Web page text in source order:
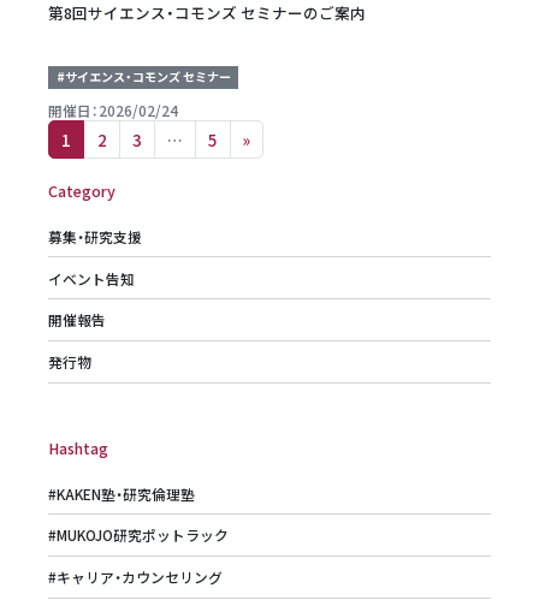
第8回サイエンス・コモンズ セミナーのご案内
#サイエンス・コモンズ セミナー
開催日：2026/02/24
Posts navigation
1 2 3 … 5 »
Category
募集・研究支援
イベント告知
開催報告
発行物
Hashtag
#KAKEN塾・研究倫理塾
#MUKOJO研究ポットラック
#キャリア・カウンセリング